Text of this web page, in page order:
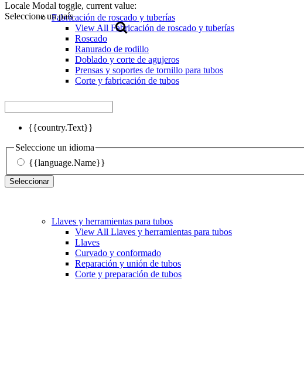
Locale Modal toggle, current value:
Seleccione un país
{{country.Text}}
Seleccione un idioma
{{language.Name}}
Seleccionar
Fabricación de roscado y tuberías
View All Fabricación de roscado y tuberías
Roscado
Ranurado de rodillo
Doblado y corte de agujeros
Prensas y soportes de tornillo para tubos
Corte y fabricación de tubos
Llaves y herramientas para tubos
View All Llaves y herramientas para tubos
Llaves
Curvado y conformado
Reparación y unión de tubos
Corte y preparación de tubos